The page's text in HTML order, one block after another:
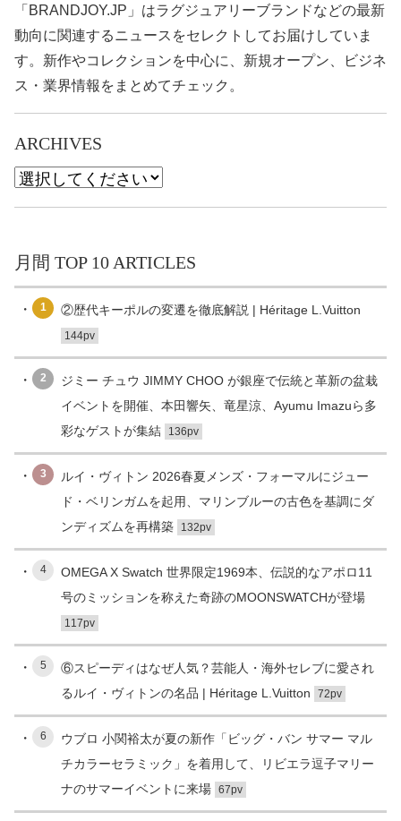
「BRANDJOY.JP」はラグジュアリーブランドなどの最新
動向に関連するニュースをセレクトしてお届けしていま
す。新作やコレクションを中心に、新規オープン、ビジネ
ス・業界情報をまとめてチェック。
ARCHIVES
月間 TOP 10 ARTICLES
1 ②歴代キーポルの変遷を徹底解説 | Héritage L.Vuitton
144pv
2
ジミー チュウ JIMMY CHOO が銀座で伝統と革新の盆栽
イベントを開催、本田響矢、竜星涼、Ayumu Imazuら多
彩なゲストが集結
136pv
3
ルイ・ヴィトン 2026春夏メンズ・フォーマルにジュー
ド・ベリンガムを起用、マリンブルーの古色を基調にダ
ンディズムを再構築
132pv
4
OMEGA X Swatch 世界限定1969本、伝説的なアポロ11
号のミッションを称えた奇跡のMOONSWATCHが登場
117pv
5
⑥スピーディはなぜ人気？芸能人・海外セレブに愛され
るルイ・ヴィトンの名品 | Héritage L.Vuitton
72pv
6
ウブロ 小関裕太が夏の新作「ビッグ・バン サマー マル
チカラーセラミック」を着用して、リビエラ逗子マリー
ナのサマーイベントに来場 67pv